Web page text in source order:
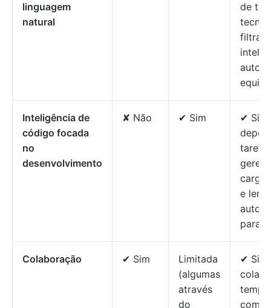
linguagem
natural
de
Inteligência de
código focada
no
desenvolvimento
✘ Não ✔ Sim
✔ Sim
carga
e
para
Colaboração ✔ Sim
Limitada
(algumas
através
do
✔ Sim